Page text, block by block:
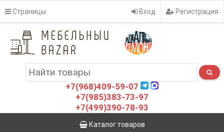
Страницы Вход Регистрация
+7(968)409-59-07
+7(985)383-73-97
+7(499)390-78-93
Каталог товаров